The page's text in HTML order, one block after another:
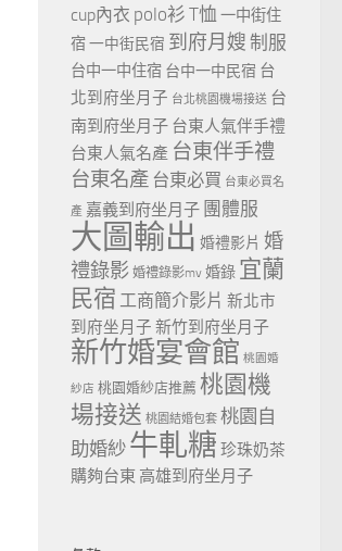
cup內衣 polo衫 T恤 一中街住
宿一中街民宿 到府月嫂 制服
台中一中住宿 台中一中民宿 台
北到府坐月子 台北桃園機場接送 台
南到府坐月子 台東人氣伴手禮
台東人氣名產 台東伴手禮
台東名產 台東必買 台東必買名
產 嘉義到府坐月子 團體服
大圖輸出 婚禮影片 婚
禮錄影 婚禮錄影mv 婚錄 宜蘭
民宿 工商簡介影片 新北市
到府坐月子 新竹到府坐月子
新竹婚宴會館 桃園婚
紗店 桃園婚紗店推薦 桃園機
場接送 桃園結婚包套 桃園自
助婚紗 牛軋糖 珍珠奶茶
購夠台東 高雄到府坐月子